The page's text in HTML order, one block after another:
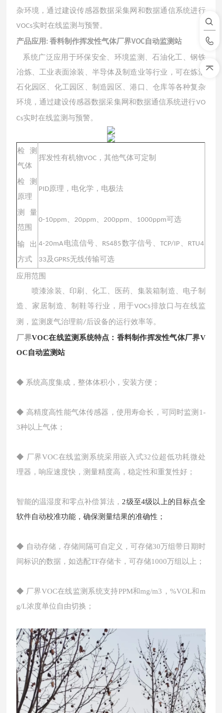
杂环境，通过建设传感器数据采集网和数据通信系统进行
VOCs实时在线监测与预警。
产品应用 :香料制作挥发性气体厂界VOC自动监测站
系统广泛应用于环保安全、环境监测、石油化工、钢铁
冶炼、工业表面涂装、半导体及制造业等行业，可在炼油
石化园区、化工园区、制造园区、港口、仓库等各种复杂
环境，通过建设传感器数据采集网和数据通信系统进行VO
Cs实时在线监测与预警。
检测
气体
挥发性有机物VOC，其他气体可定制
检测
原理
PID原理，电化学，电极法
测量
范围
0-10ppm 20ppm 200ppm 1000ppm可选
输出
方式
4-20mA电流信号、 RS485数字信号、TCP/IP RTU4
33及GPRS无线传输可选
应用范围
喷漆涂装、印刷、化工、医药、集装箱制造、电子制
造、家居制造、制鞋等行业，用于VOCs排放口与在线监
测，监测废气治理前/ 后设备的运行效率等。
厂界VOC在线监测系统特点： 香料制作挥发性气体厂界V
OC自动监测站
◆ 系统高度集成，整体体积小，安装方便；
◆ 高精度高性能气体传感器，使用寿命长，可同时监测1-
3种以上气体；
◆ 厂界VOC在线监测系统采用嵌入式32位超低功耗微处
理器，响应速度快，测量精度高，稳定性和重复性好；
智能的温湿度和零点补偿算法， 2级至4级以上的目标点全
软件自动校准功能，确保测量结果的准确性；
◆ 自动存储，存储间隔可自定义，可存储30万组带日期时
间标识的数据，如选配TF存储卡，可存储1000万组以上；
◆ 厂界VOC在线监测系统支持PPM和mg/m3，%VOL和m
g/L浓度单位自由切换；